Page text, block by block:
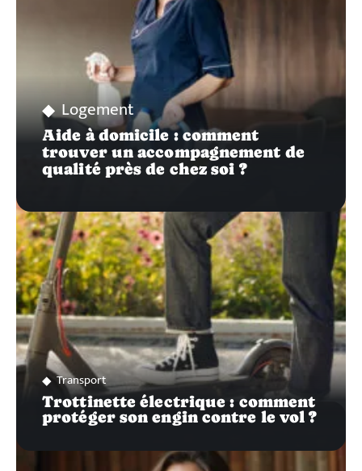
Logement
Aide à domicile : comment
trouver un accompagnement de
qualité près de chez soi ?
Transport
Trottinette électrique : comment
protéger son engin contre le vol ?